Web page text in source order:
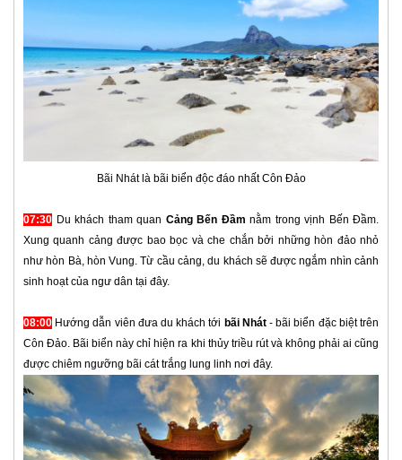
Bãi Nhát là bãi biển độc đáo nhất Côn Đảo
07:30 Du khách tham quan Cảng Bến Đầm nằm trong vịnh Bến Đầm.
Xung quanh cảng được bao bọc và che chắn bởi những hòn đảo nhỏ
như hòn Bà, hòn Vung. Từ cầu cảng, du khách sẽ được ngắm nhìn cảnh
sinh hoạt của ngư dân tại đây.
08:00 Hướng dẫn viên đưa du khách tới bãi Nhát- bãi biển đặc biệt trên
Côn Đảo. Bãi biển này chỉ hiện ra khi thủy triều rút và không phải ai cũng
được chiêm ngưỡng bãi cát trắng lung linh nơi đây.